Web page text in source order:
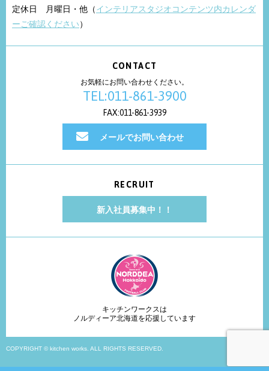
定休日 月曜日・他（インテリアスタジオコンテンツ内カレンダ
ーご確認ください）
CONTACT
お気軽にお問い合わせください。
TEL:011-861-3900
FAX:011-861-3939
メールでお問い合わせ
RECRUIT
新入社員募集中！！
キッチンワークスは
ノルディーア北海道を応援しています
COPYRIGHT © kitchen works. ALL RIGHTS RESERVED.